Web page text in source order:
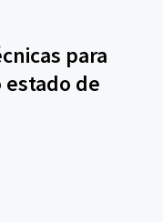
para
estado de